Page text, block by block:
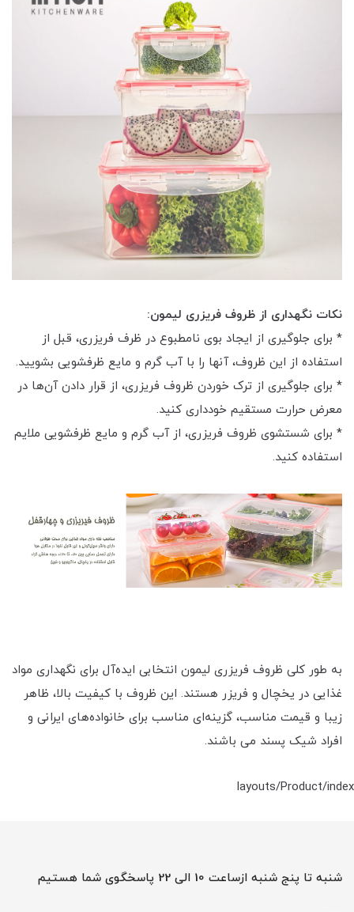
نکات نگهداری از ظروف فریزری لیمون:
* برای جلوگیری از ایجاد بوی نامطبوع در ظرف فریزری، قبل از
استفاده از این ظروف، آنها را با آب گرم و مایع ظرفشویی بشویید.
* برای جلوگیری از ترک خوردن ظروف فریزری، از قرار دادن آن‌ها در
معرض حرارت مستقیم خودداری کنید.
* برای شستشوی ظروف فریزری، از آب گرم و مایع ظرفشویی ملایم
استفاده کنید.
به طور کلی ظروف فریزری لیمون انتخابی ایده‌آل برای نگهداری مواد
غذایی در یخچال و فریزر هستند. این ظروف با کیفیت بالا، ظاهر
زیبا و قیمت مناسب، گزینه‌ای مناسب برای خانواده‌های ایرانی و
افراد شیک پسند می باشند.
layouts/Product/index
شنبه تا پنج شنبه ازساعت 10 الی 22 پاسخگوی شما هستیم